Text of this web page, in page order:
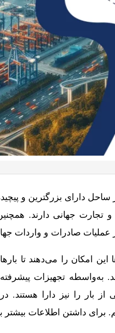
هزار کیلومتر ساحل دارای
تجارت جهانی دارند.
صادرات و واردات
این امکان را می‌دهند تا
به‌واسطه تجهیزات
از بار را نیز دارا هستند.
برای داشتن اطلاعات